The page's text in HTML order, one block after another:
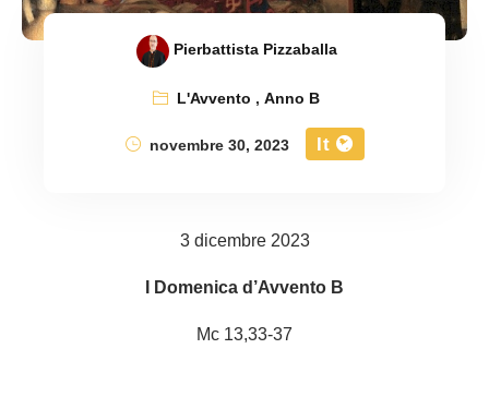
Pierbattista Pizzaballa
L'Avvento ,Anno B
novembre 30, 2023
It
3 dicembre 2023
I Domenica d’Avvento B
Mc 13,33-37